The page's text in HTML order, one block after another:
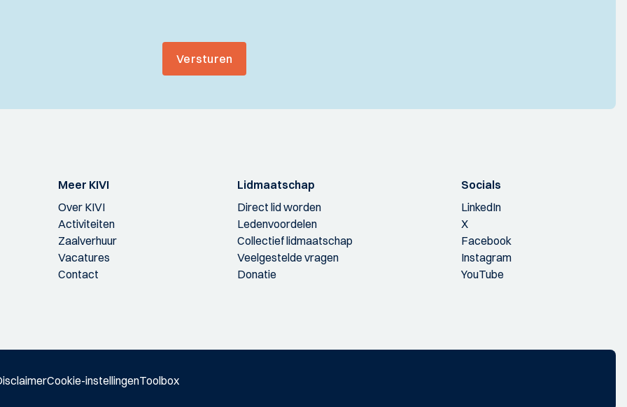
Versturen
Meer KIVI
Over KIVI
Activiteiten
Zaalverhuur
Vacatures
Contact
Lidmaatschap
Direct lid worden
Ledenvoordelen
Collectief lidmaatschap
Veelgestelde vragen
Donatie
Socials
LinkedIn
X
Facebook
Instagram
YouTube
Cookie-instellingenToolbox